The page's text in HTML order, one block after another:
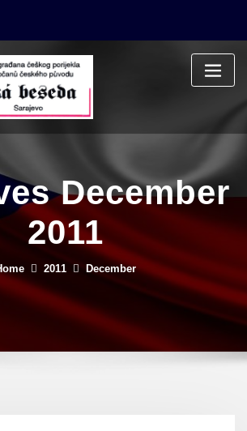
December
2011
2011 December